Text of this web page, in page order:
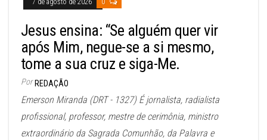
7 de agosto de 2026 0
Jesus ensina: “Se alguém quer vir
após Mim, negue-se a si mesmo,
tome a sua cruz e siga-Me.
Por REDAÇÃO
Emerson Miranda (DRT - 1327) É jornalista, radialista
profissional, professor, mestre de cerimônia, ministro
extraordinário da Sagrada Comunhão, da Palavra e